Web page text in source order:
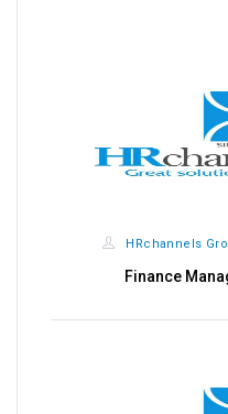
HRchannels
Finance